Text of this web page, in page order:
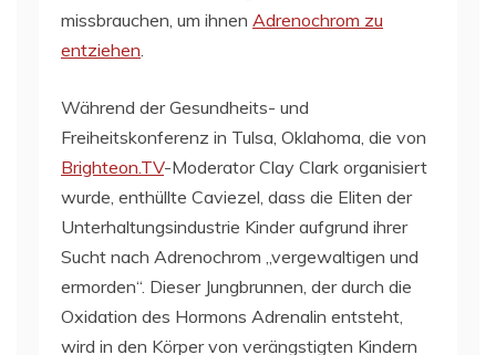
missbrauchen, um ihnen Adrenochrom zu
entziehen
Während der Gesundheits- und
Freiheitskonferenz in Tulsa, Oklahoma, die von
Brighteon.TV-Moderator Clay Clark organisiert
wurde, enthüllte Caviezel, dass die Eliten der
Unterhaltungsindustrie Kinder aufgrund ihrer
Sucht nach Adrenochrom „vergewaltigen und
ermorden“. Dieser Jungbrunnen, der durch die
Oxidation des Hormons Adrenalin entsteht,
wird in den Körper von verängstigten Kindern